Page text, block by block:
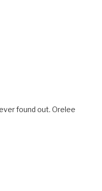
found out. Orelee